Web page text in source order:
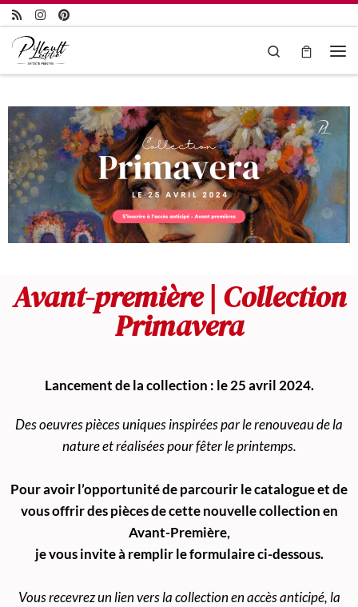
Passer au contenu
Search
Avant-première | Collection
Primavera
Lancement de la collection : le 25 avril 2024.
Des oeuvres pièces uniques inspirées par le renouveau de la
nature et réalisées pour fêter le printemps.
Pour avoir l’opportunité de parcourir le catalogue et de
vous offrir des pièces de cette nouvelle collection en
Avant-Première,
je vous invite à remplir le formulaire ci-dessous.
Vous recevrez un lien vers la collection en accès anticipé, la